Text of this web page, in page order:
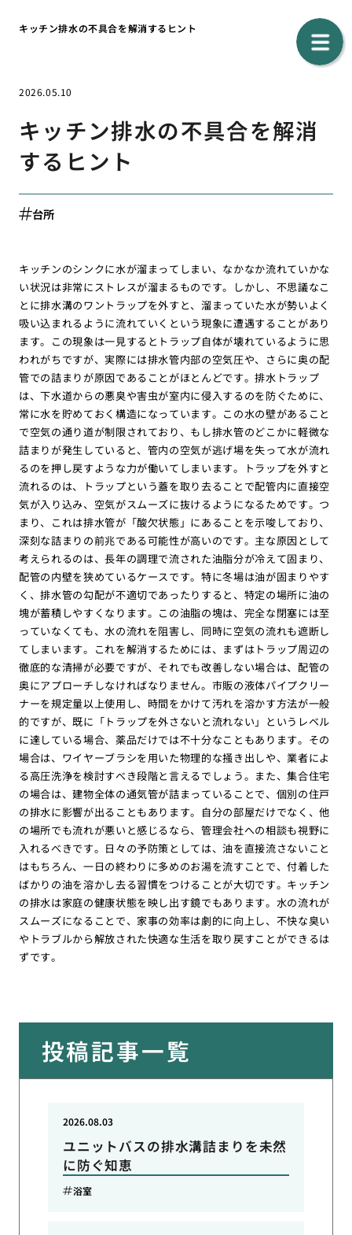
キッチン排水の不具合を解消するヒント
2026.05.10
キッチン排水の不具合を解消
するヒント
台所
キッチンのシンクに水が溜まってしまい、なかなか流れていかな
い状況は非常にストレスが溜まるものです。しかし、不思議なこ
とに排水溝のワントラップを外すと、溜まっていた水が勢いよく
吸い込まれるように流れていくという現象に遭遇することがあり
ます。この現象は一見するとトラップ自体が壊れているように思
われがちですが、実際には排水管内部の空気圧や、さらに奥の配
管での詰まりが原因であることがほとんどです。排水トラップ
は、下水道からの悪臭や害虫が室内に侵入するのを防ぐために、
常に水を貯めておく構造になっています。この水の壁があること
で空気の通り道が制限されており、もし排水管のどこかに軽微な
詰まりが発生していると、管内の空気が逃げ場を失って水が流れ
るのを押し戻すような力が働いてしまいます。トラップを外すと
流れるのは、トラップという蓋を取り去ることで配管内に直接空
気が入り込み、空気がスムーズに抜けるようになるためです。つ
まり、これは排水管が「酸欠状態」にあることを示唆しており、
深刻な詰まりの前兆である可能性が高いのです。主な原因として
考えられるのは、長年の調理で流された油脂分が冷えて固まり、
配管の内壁を狭めているケースです。特に冬場は油が固まりやす
く、排水管の勾配が不適切であったりすると、特定の場所に油の
塊が蓄積しやすくなります。この油脂の塊は、完全な閉塞には至
っていなくても、水の流れを阻害し、同時に空気の流れも遮断し
てしまいます。これを解消するためには、まずはトラップ周辺の
徹底的な清掃が必要ですが、それでも改善しない場合は、配管の
奥にアプローチしなければなりません。市販の液体パイプクリー
ナーを規定量以上使用し、時間をかけて汚れを溶かす方法が一般
的ですが、既に「トラップを外さないと流れない」というレベル
に達している場合、薬品だけでは不十分なこともあります。その
場合は、ワイヤーブラシを用いた物理的な掻き出しや、業者によ
る高圧洗浄を検討すべき段階と言えるでしょう。また、集合住宅
の場合は、建物全体の通気管が詰まっていることで、個別の住戸
の排水に影響が出ることもあります。自分の部屋だけでなく、他
の場所でも流れが悪いと感じるなら、管理会社への相談も視野に
入れるべきです。日々の予防策としては、油を直接流さないこと
はもちろん、一日の終わりに多めのお湯を流すことで、付着した
ばかりの油を溶かし去る習慣をつけることが大切です。キッチン
の排水は家庭の健康状態を映し出す鏡でもあります。水の流れが
スムーズになることで、家事の効率は劇的に向上し、不快な臭い
やトラブルから解放された快適な生活を取り戻すことができるは
ずです。
投稿記事一覧
ユニットバスの排水溝詰まりを未然
に防ぐ知恵
2026.08.03
浴室